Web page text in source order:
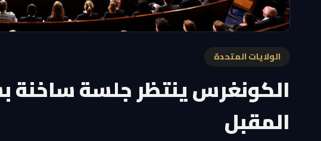
الولايات المتحدة
الكونغرس ينتظر جلسة ساخنة
المقبل